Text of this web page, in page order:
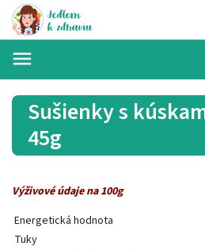
Sušienky s
45g
Výživové údaje na 100g
Energetická hodnota
Tuky